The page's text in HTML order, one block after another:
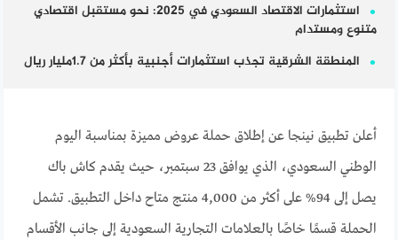
استثمارات الاقتصاد السعودي في 2025: نحو مستقبل اقتصادي
متنوع ومستدام
المنطقة الشرقية تجذب استثمارات أجنبية بأكثر من 1.7مليار ريال
أعلن تطبيق نينجا عن إطلاق حملة عروض مميزة بمناسبة اليوم
الوطني السعودي، الذي يوافق 23 سبتمبر، حيث يقدم كاش باك
يصل إلى 94% على أكثر من 4,000 منتج متاح داخل التطبيق. تشمل
الحملة قسمًا خاصًا بالعلامات التجارية السعودية إلى جانب الأقسام